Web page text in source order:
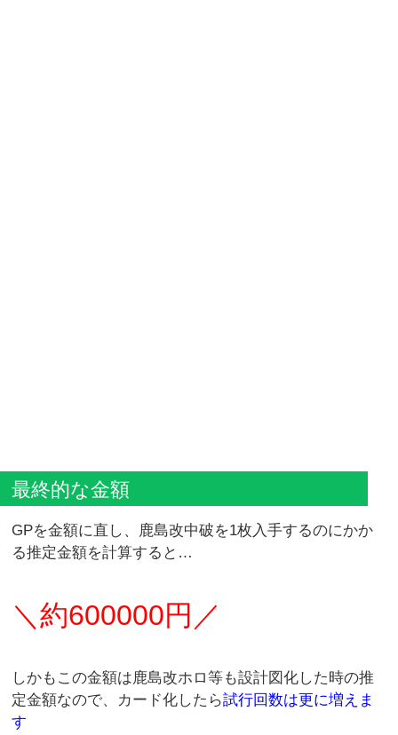
最終的な金額
GPを金額に直し、鹿島改中破を1枚入手するのにかか
る推定金額を計算すると…
＼約600000円／
しかもこの金額は鹿島改ホロ等も設計図化した時の推
定金額なので、カード化したら試行回数は更に増えま
す